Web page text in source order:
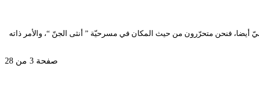
أيضا، فنحن متحرّرون من حيث المكان في مسرحيّة ” أنثى الجنّ “، والأمر ذاته
صفحة 3 من 28